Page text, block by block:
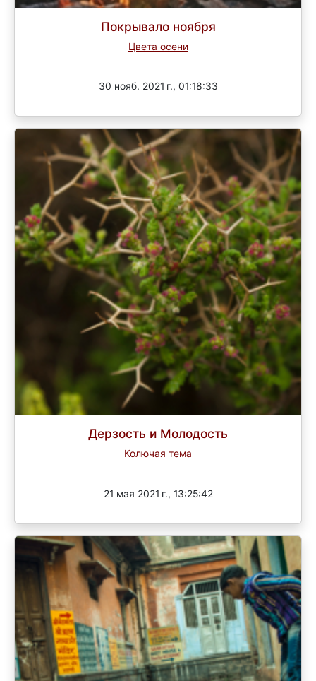
Покрывало ноября
Цвета осени
30 нояб. 2021 г., 01:18:33
Дерзость и Молодость
Колючая тема
21 мая 2021 г., 13:25:42